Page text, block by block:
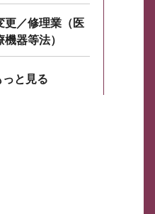
更／修理業（医
器等法）
っと見る